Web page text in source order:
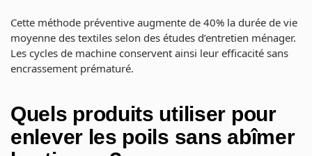
Cette méthode préventive augmente de 40% la durée de vie
moyenne des textiles selon des études d’entretien ménager.
Les cycles de machine conservent ainsi leur efficacité sans
encrassement prématuré.
Quels produits utiliser pour
enlever les poils sans abîmer